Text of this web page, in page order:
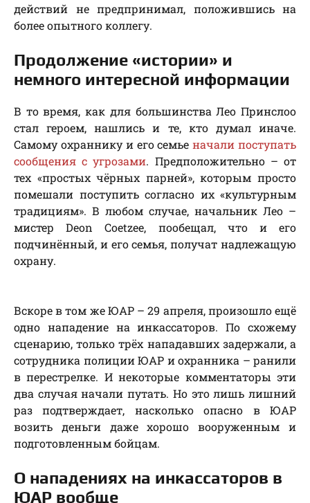
действий не предпринимал, положившись на
более опытного коллегу.
Продолжение «истории» и
немного интересной информации
В то время, как для большинства Лео Принслоо
стал героем, нашлись и те, кто думал иначе.
Самому охраннику и его семьеначали поступать
сообщения с угрозами. Предположительно – от
тех «простых чёрных парней», которым просто
помешали поступить согласно их «культурным
традициям». В любом случае, начальник Лео –
мистер Deon Coetzee, пообещал, что и его
подчинённый, и его семья, получат надлежащую
охрану.
Вскоре в том же ЮАР – 29 апреля, произошло ещё
одно нападение на инкассаторов. По схожему
сценарию, только трёх нападавших задержали, а
сотрудника полиции ЮАР и охранника – ранили
в перестрелке. И некоторые комментаторы эти
два случая начали путать. Но это лишь лишний
раз подтверждает, насколько опасно в ЮАР
возить деньги даже хорошо вооруженным и
подготовленным бойцам.
О нападениях на инкассаторов в
ЮАР вообще